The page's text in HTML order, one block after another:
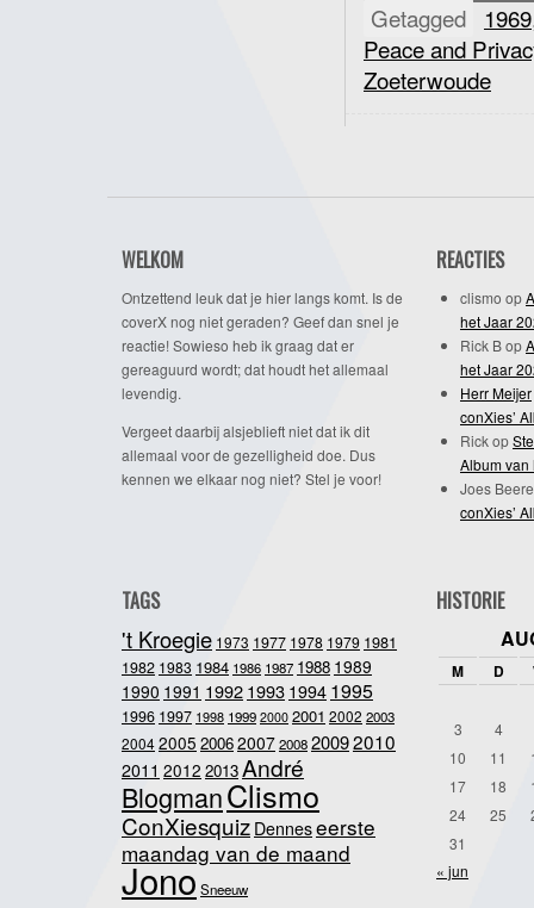
Getagged 1969
Peace and
Zoeterwoude
WELKOM
Ontzettend leuk dat je hier langs komt. Is de
coverX nog niet geraden? Geef dan snel je
reactie! Sowieso heb ik graag dat er
gereaguurd wordt; dat houdt het allemaal
levendig.
Vergeet daarbij alsjeblieft niet dat ik dit
allemaal voor de gezelligheid doe. Dus
kennen we elkaar nog niet? Stel je voor!
REACTIES
clismo op
het Jaar
Rick Bop
het Jaar
Herr Meijer
conXies’
Rickop
Album van
Joes
conXies’
TAGS
't Kroegie 1973 1977 1978 1979 1981
1982 1983 1984 1986 1987 1988 1989
1990 1991 19921993 1994 1995
1996 1997 1998 1999 2000 2001 2002 2003
20042005 20062007200820092010
2011 2012 2013André
BlogmanClismo
ConXiesquiz Denneseerste
maandag van de maand
JonoSneeuw
HISTORIE
M D
3
4
10
11
17
18
24
25
31
« jun